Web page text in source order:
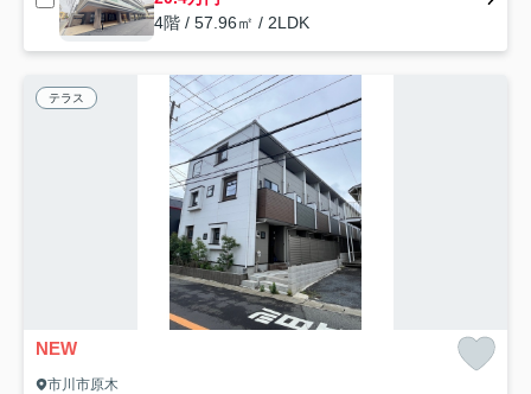
4階 / 57.96㎡ / 2LDK
テラス
NEW
市川市原木